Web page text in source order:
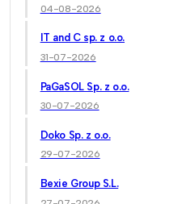
04-08-2026
IT and C sp. z o.o.
31-07-2026
PaGaSOL Sp. z o.o.
30-07-2026
Doko Sp. z o.o.
29-07-2026
Bexie Group S.L.